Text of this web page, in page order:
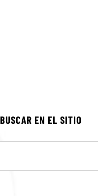
BUSCAR EN EL SITIO